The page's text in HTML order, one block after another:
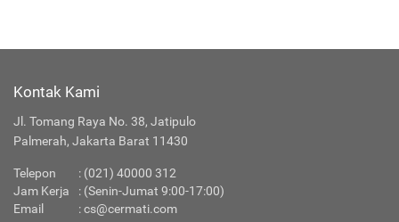
Kontak Kami
Jl. Tomang Raya No. 38, Jatipulo
Palmerah, Jakarta Barat 11430
Telepon : (021) 40000 312
Jam Kerja
: (Senin-Jumat 9:00-17:00)
Email
:cs@cermati.com